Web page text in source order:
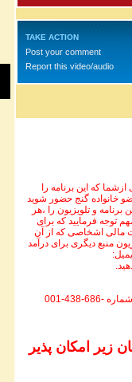
TAKE ACTION
Post your comment
Report this video/audio
که این برنامه را
خانواده گنج حضور شوید
برنامه و تلویزیون را ،هر
توجه فرمایید که برای
مالی اشخاصی که از آن
منبع دیگری برای درآمد
001-438-686-
زیر امکان پذیر